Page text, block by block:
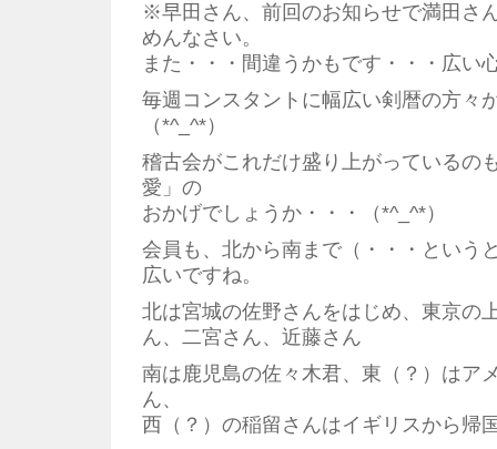
※早田さん、前回のお知らせで満田さ
めんなさい。
また・・・間違うかもです・・・広い
毎週コンスタントに幅広い剣暦の方々
（*^_^*）
稽古会がこれだけ盛り上がっているの
愛」の
おかげでしょうか・・・（*^_^*）
会員も、北から南まで（・・・という
広いですね。
北は宮城の佐野さんをはじめ、東京の
ん、二宮さん、近藤さん
南は鹿児島の佐々木君、東（？）はア
ん、
西（？）の稲留さんはイギリスから帰